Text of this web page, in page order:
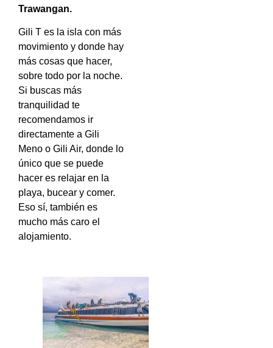
Trawangan.
Gili T es la isla con más
movimiento y donde hay
más cosas que hacer,
sobre todo por la noche.
Si buscas más
tranquilidad te
recomendamos ir
directamente a Gili
Meno o Gili Air, donde lo
único que se puede
hacer es relajar en la
playa, bucear y comer.
Eso sí, también es
mucho más caro el
alojamiento.